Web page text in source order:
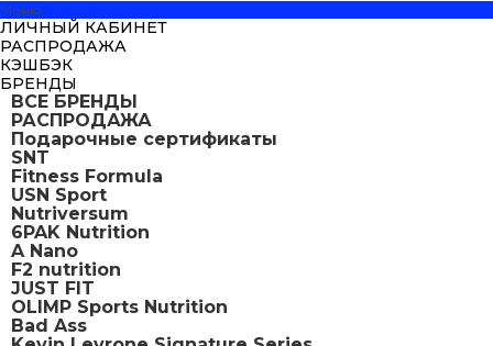
Меню
ЛИЧНЫЙ КАБИНЕТ
РАСПРОДАЖА
КЭШБЭК
БРЕНДЫ
ВСЕ БРЕНДЫ
РАСПРОДАЖА
Подарочные сертификаты
SNT
Fitness Formula
USN Sport
Nutriversum
6PAK Nutrition
A Nano
F2 nutrition
JUST FIT
OLIMP Sports Nutrition
Bad Ass